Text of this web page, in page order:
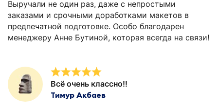
Выручали не один раз, даже с непростыми
заказами и срочными доработками макетов в
предпечатной подготовке. Особо благодарен
менеджеру Анне Бутиной, которая всегда на связи!
Всё очень классно!!
Тимур Акбаев